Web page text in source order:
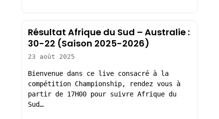
Résultat Afrique du Sud – Australie :
30-22 (Saison 2025-2026)
23 août 2025
Bienvenue dans ce live consacré à la
compétition Championship, rendez vous à
partir de 17H00 pour suivre Afrique du
Sud…